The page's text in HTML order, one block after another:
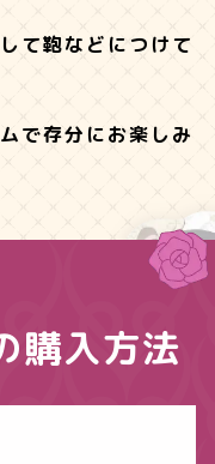
て鞄などにつけて
で存分にお楽しみ
購入方法